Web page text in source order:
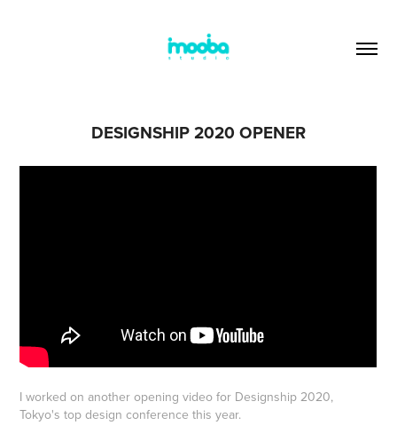
DESIGNSHIP 2020 OPENER
I worked on another opening video for Designship 2020,
Tokyo's top design conference this year.